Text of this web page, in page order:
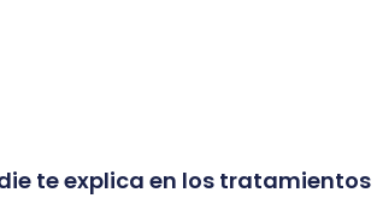
te explica en los tratamientos